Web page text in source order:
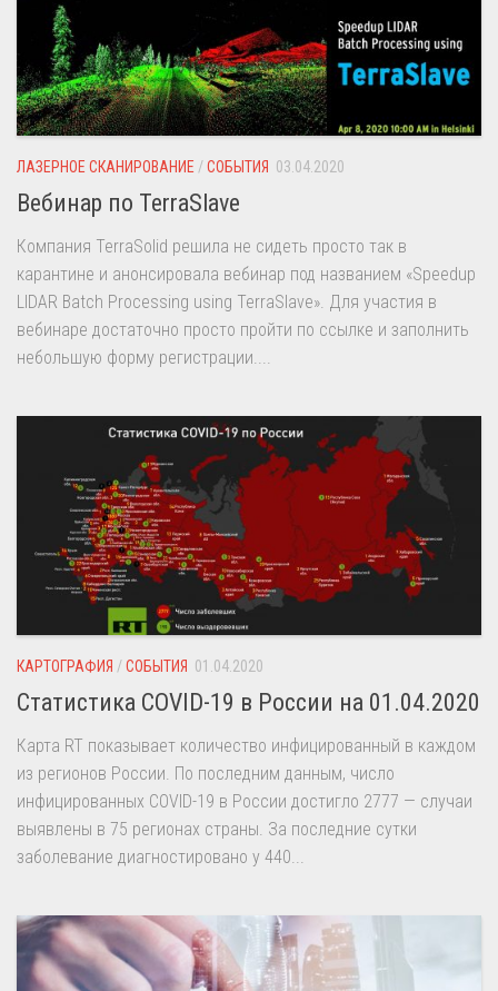
ЛАЗЕРНОЕ СКАНИРОВАНИЕ /СОБЫТИЯ 03.04.2020
Вебинар по TerraSlave
Компания TerraSolid решила не сидеть просто так в
карантине и анонсировала вебинар под названием «Speedup
LIDAR Batch Processing using TerraSlave». Для участия в
вебинаре достаточно просто пройти по ссылке и заполнить
небольшую форму регистрации....
КАРТОГРАФИЯ /СОБЫТИЯ 01.04.2020
Статистика COVID-19 в России на 01.04.2020
Карта RT показывает количество инфицированный в каждом
из регионов России. По последним данным, число
инфицированных COVID-19 в России достигло 2777 — случаи
выявлены в 75 регионах страны. За последние сутки
заболевание диагностировано у 440...